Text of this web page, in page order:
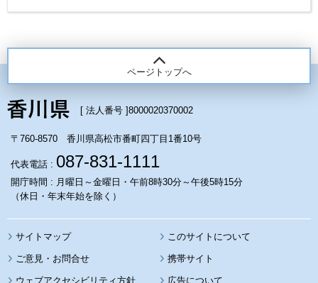
ページトップへ
[ 法人番号 ]8000020370002
〒760-8570 香川県高松市番町四丁目1番10号
代表電話 : 087-831-1111
開庁時間 : 月曜日～金曜日・午前8時30分～午後5時15分
（休日・年末年始を除く）
サイトマップ このサイトについて
携帯サイト
ウェブアクセシビリティ方針 広告について